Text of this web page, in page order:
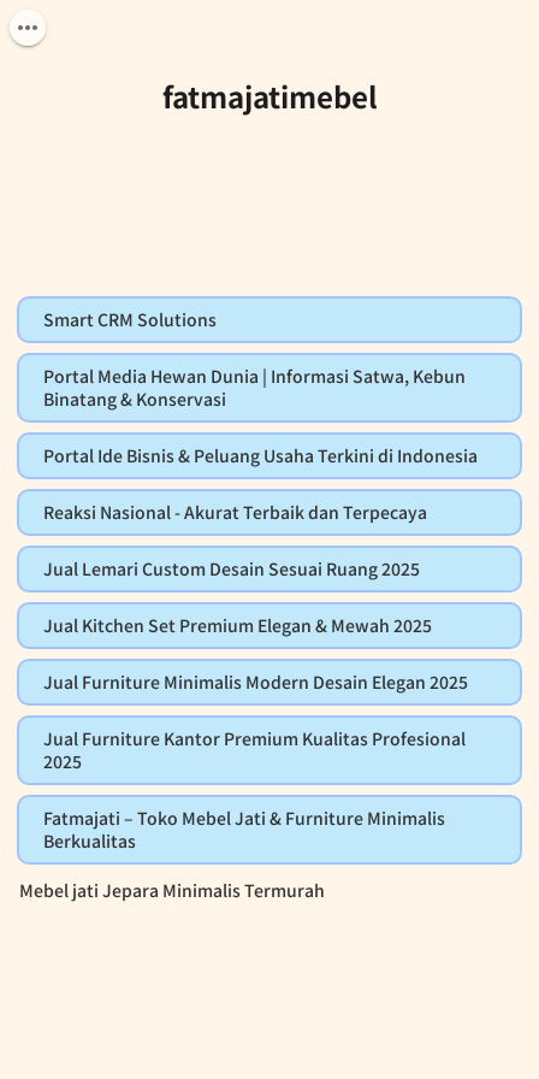
fatmajatimebel
Smart CRM Solutions
Portal Media Hewan Dunia | Informasi Satwa, Kebun
Binatang & Konservasi
Portal Ide Bisnis & Peluang Usaha Terkini di Indonesia
Reaksi Nasional - Akurat Terbaik dan Terpecaya
Jual Lemari Custom Desain Sesuai Ruang 2025
Jual Kitchen Set Premium Elegan & Mewah 2025
Jual Furniture Minimalis Modern Desain Elegan 2025
Jual Furniture Kantor Premium Kualitas Profesional
2025
Fatmajati – Toko Mebel Jati & Furniture Minimalis
Berkualitas
Mebel jati Jepara Minimalis Termurah